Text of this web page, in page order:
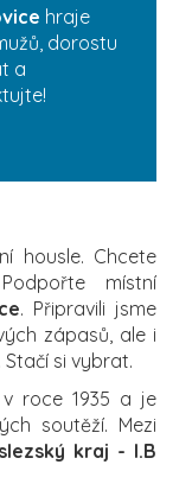
hraje
dorostu
a
housle. Chcete
místní
. Připravili jsme
zápasů, ale i
si vybrat.
roce 1935 a je
soutěží. Mezi
kraj - I.B